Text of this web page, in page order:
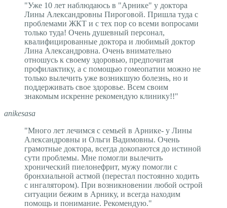
"Уже 10 лет наблюдаюсь в "Арнике" у доктора
Лины Александровны Пироговой. Пришла туда с
проблемами ЖКТ и с тех пор со всеми вопросами
только туда! Очень душевный персонал,
квалифицированные доктора и любимый доктор
Лина Александровна. Очень внимательно
отношусь к своему здоровью, предпочитая
профилактику, а с помощью гомеопатии можно не
только вылечить уже возникшую болезнь, но и
поддерживать свое здоровье. Всем своим
знакомым искренне рекомендую клинику!!"
anikesasa
"Много лет лечимся с семьей в Арнике- у Лины
Александровны и Ольги Вадимовны. Очень
грамотные доктора, всегда докопаются до истиной
сути проблемы. Мне помогли вылечить
хронический пиелонефрит, мужу помогли с
бронхиальной астмой (перестал постоянно ходить
с ингалятором). При возникновении любой острой
ситуации бежим в Арнику, и всегда находим
помощь и понимание. Рекомендую."